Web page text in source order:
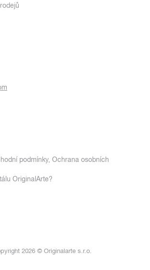
podmínky, Ochrana osobních
OriginalArte?
2026 © Originalarte s.r.o.